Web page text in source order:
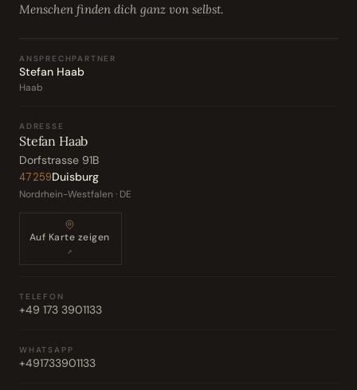
Menschen finden dich ganz von selbst.
ANSPRECHPARTNER
Stefan Haab
Haab
ADRESSE
Stefan Haab
Dorfstrasse 91B
47259Duisburg
Nordrhein-Westfalen · DE
Auf Karte zeigen
↗
TELEFON
+49 173 3901133
WHATSAPP
+491733901133